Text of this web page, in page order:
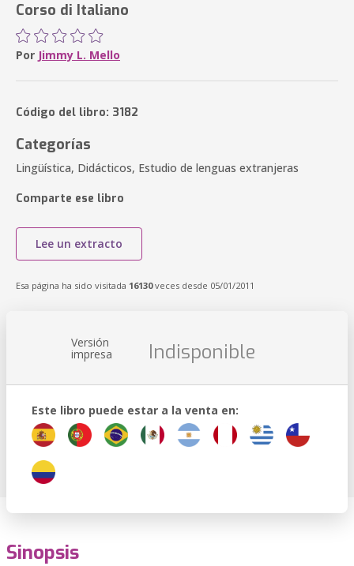
Corso di Italiano
Por Jimmy L. Mello
Código del libro: 3182
Categorías
Lingüística, Didácticos, Estudio de lenguas extranjeras
Comparte ese libro
Lee un extracto
Esa página ha sido visitada 16130veces desde 05/01/2011
Versión
impresa Indisponible
Este libro puede estar a la venta en:
Sinopsis